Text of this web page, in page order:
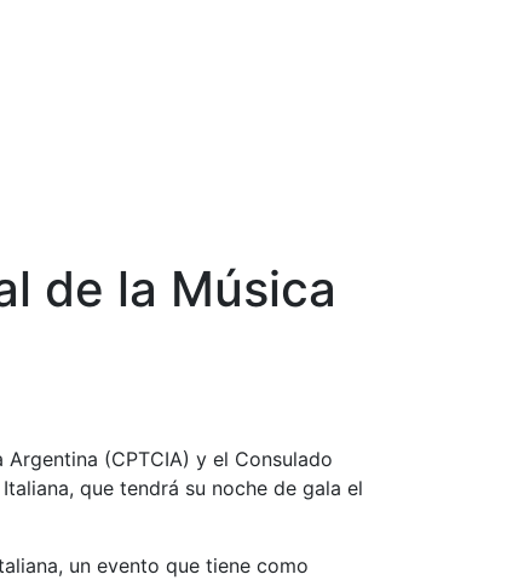
de la Música
(CPTCIA) y el Consulado
que tendrá su noche de gala el
un evento que tiene como